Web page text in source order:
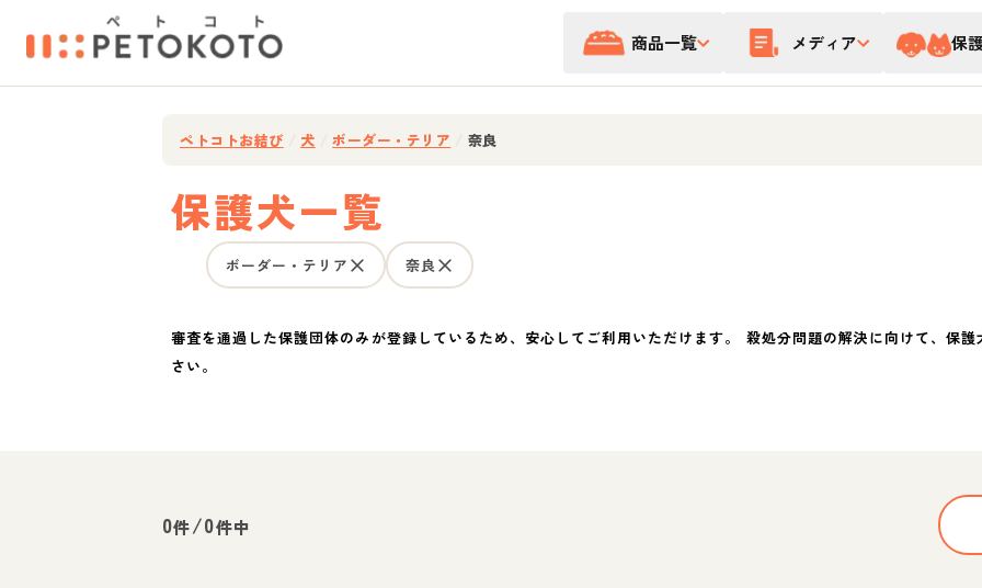
商品一覧 メディア 保
ペトコトお結び 犬 ボーダー・テリア 奈良
保護犬一覧
ボーダー・テリア 奈良
審査を通過した保護団体のみが登録しているため、安心してご利用いただけます。 殺処分問題の解決に向けて、保
さい。
0件/0件中